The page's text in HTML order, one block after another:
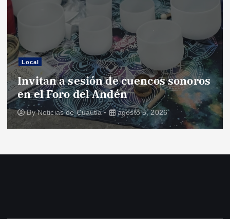
Local
Invitan a sesión de cuencos sonoros
en el Foro del Andén
ByNoticias de Cuautla agosto 5, 2026